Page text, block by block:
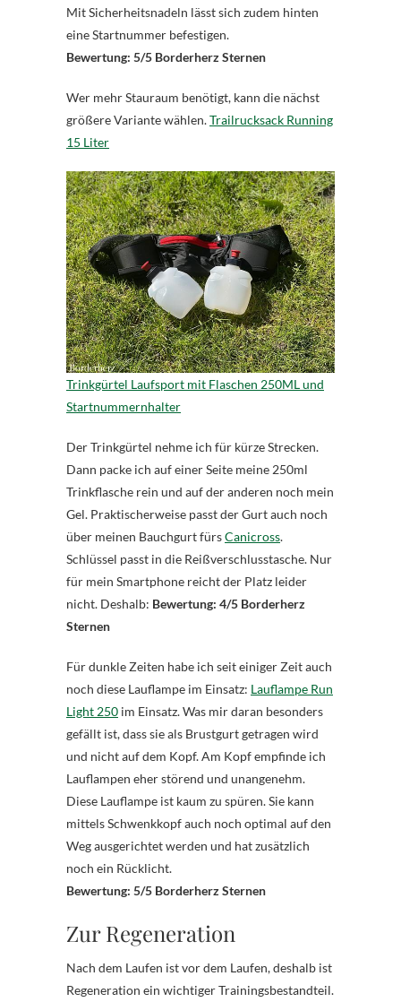
Mit Sicherheitsnadeln lässt sich zudem hinten
eine Startnummer befestigen.
Bewertung: 5/5 Borderherz Sternen
Wer mehr Stauraum benötigt, kann die nächst
größere Variante wählen.Trailrucksack Running
15 Liter
Trinkgürtel Laufsport mit Flaschen 250ML und
Startnummernhalter
Der Trinkgürtel nehme ich für kürze Strecken.
Dann packe ich auf einer Seite meine 250ml
Trinkflasche rein und auf der anderen noch mein
Gel. Praktischerweise passt der Gurt auch noch
über meinen Bauchgurt fürsCanicross.
Schlüssel passt in die Reißverschlusstasche. Nur
für mein Smartphone reicht der Platz leider
nicht. Deshalb: Bewertung: 4/5 Borderherz
Sternen
Für dunkle Zeiten habe ich seit einiger Zeit auch
noch diese Lauflampe im Einsatz: Lauflampe Run
Light 250 im Einsatz. Was mir daran besonders
gefällt ist, dass sie als Brustgurt getragen wird
und nicht auf dem Kopf. Am Kopf empfinde ich
Lauflampen eher störend und unangenehm.
Diese Lauflampe ist kaum zu spüren. Sie kann
mittels Schwenkkopf auch noch optimal auf den
Weg ausgerichtet werden und hat zusätzlich
noch ein Rücklicht.
Bewertung: 5/5 Borderherz Sternen
Zur Regeneration
Nach dem Laufen ist vor dem Laufen, deshalb ist
Regeneration ein wichtiger Trainingsbestandteil.